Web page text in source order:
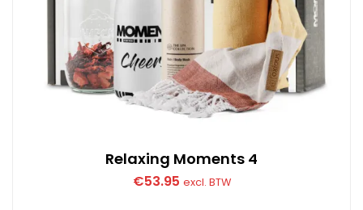
Relaxing Moments 4
€53.95 excl. BTW